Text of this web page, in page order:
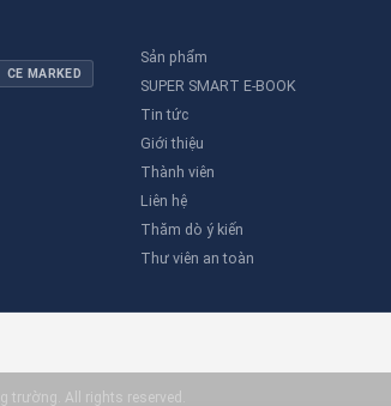
CE MARKED
Sản phẩm
SUPER SMART E-BOOK
Tin tức
Giới thiệu
Thành viên
Liên hệ
Thăm dò ý kiến
Thư viên an toàn
trường. All rights reserved.